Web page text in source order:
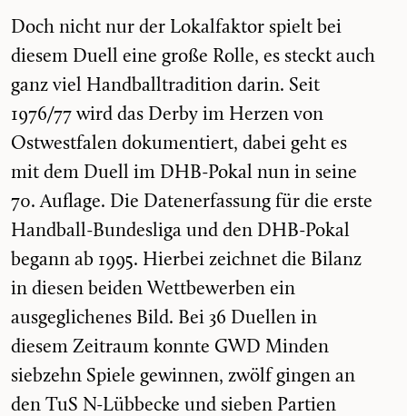
Doch nicht nur der Lokalfaktor spielt bei
diesem Duell eine große Rolle, es steckt auch
ganz viel Handballtradition darin. Seit
1976/77 wird das Derby im Herzen von
Ostwestfalen dokumentiert, dabei geht es
mit dem Duell im DHB-Pokal nun in seine
70. Auflage. Die Datenerfassung für die erste
Handball-Bundesliga und den DHB-Pokal
begann ab 1995. Hierbei zeichnet die Bilanz
in diesen beiden Wettbewerben ein
ausgeglichenes Bild. Bei 36 Duellen in
diesem Zeitraum konnte GWD Minden
siebzehn Spiele gewinnen, zwölf gingen an
den TuS N-Lübbecke und sieben Partien